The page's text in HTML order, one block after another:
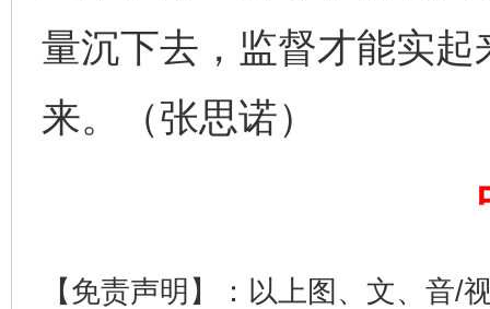
量沉下去，监督才能实
来。（张思诺）
【免责声明】：以上图、文、音/